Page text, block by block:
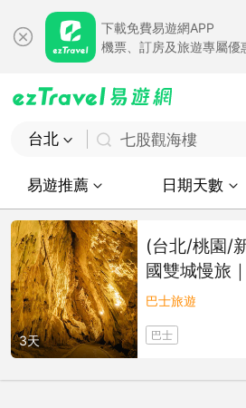
下載免費易遊網APP
機票、訂房及旅遊專屬優
台北 七股觀海樓
易遊推薦 日期天數
3天
(台北/桃園/
國雙城慢旅
老店墾丁珊
逸三日
巴士旅遊
巴士